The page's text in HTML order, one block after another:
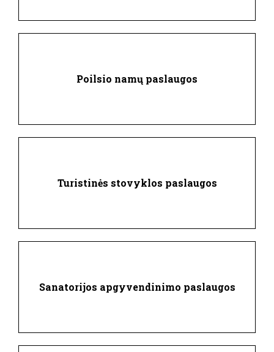
Poilsio namų paslaugos
Turistinės stovyklos paslaugos
Sanatorijos apgyvendinimo paslaugos